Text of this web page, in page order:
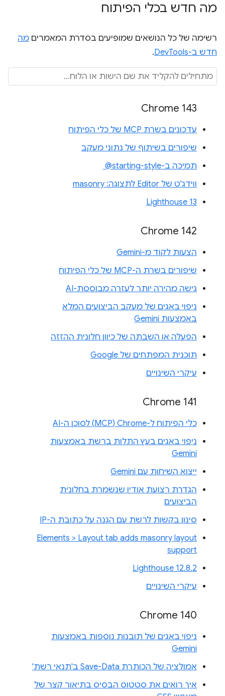
מה חדש בכלי הפיתוח
רשימה של כל הנושאים שמופיעים בסדרת המאמרים מה
חדש ב-DevTools
.
Chrome 143
עדכונים בשרת MCP של כלי הפיתוח
שיפורים בשיתוף של נתוני מעקב
תמיכה ב-‎ @starting-style
ווידג'ט של Editor לתצוגה: masonry
Lighthouse 13
Chrome 142
הצעות לקוד מ-Gemini
שיפורים בשרת ה-MCP של כלי הפיתוח
גישה מהירה יותר לעזרה מבוססת-AI
ניפוי באגים של מעקב הביצועים המלא
באמצעות Gemini
הפעלה או השבתה של כיוון חלונית ההזזה
תוכנית המפתחים של Google
עיקרי השינויים
Chrome 141
כלי הפיתוח ל-Chrome‏ (MCP) לסוכן ה-AI
ניפוי באגים בעץ התלות ברשת באמצעות
Gemini
ייצוא השיחות עם Gemini
הגדרת רצועת אודיו שנשמרת בחלונית
הביצועים
סינון בקשות לרשת עם הגנה על כתובת ה-IP
Elements > Layout tab adds masonry layout
support
Lighthouse 12.8.2
עיקרי השינויים
Chrome 140
ניפוי באגים של תובנות נוספות באמצעות
Gemini
אמולציה של הכותרת Save-Data ב'תנאי רשת'
איך רואים את סטטוס הבסיס בתיאור קצר של